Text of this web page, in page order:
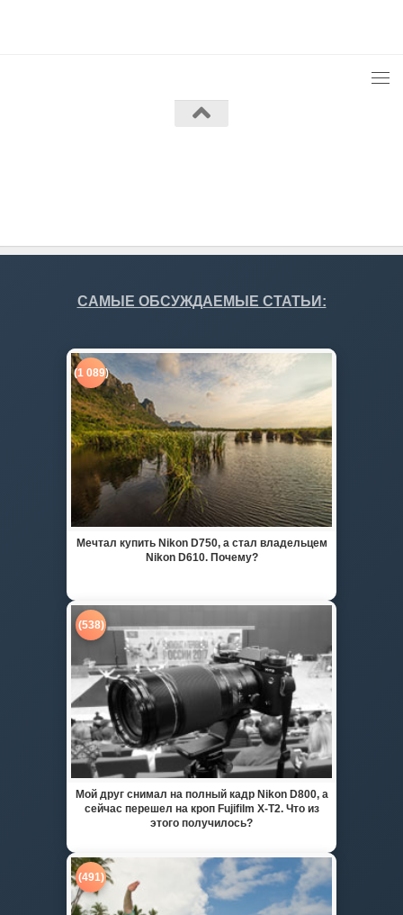
САМЫЕ ОБСУЖДАЕМЫЕ СТАТЬИ:
(1 089)
Мечтал купить Nikon D750, а стал владельцем
Nikon D610. Почему?
(538)
Мой друг снимал на полный кадр Nikon D800, а
сейчас перешел на кроп Fujifilm X-T2. Что из
этого получилось?
(491)